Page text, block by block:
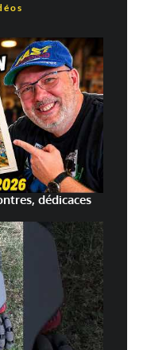
dédicaces